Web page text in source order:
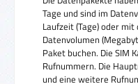
Tage und sind im
Laufzeit (Tage) oder
Datenvolumen
Paket buchen. Die SIM
Rufnummern. Die
und eine weitere